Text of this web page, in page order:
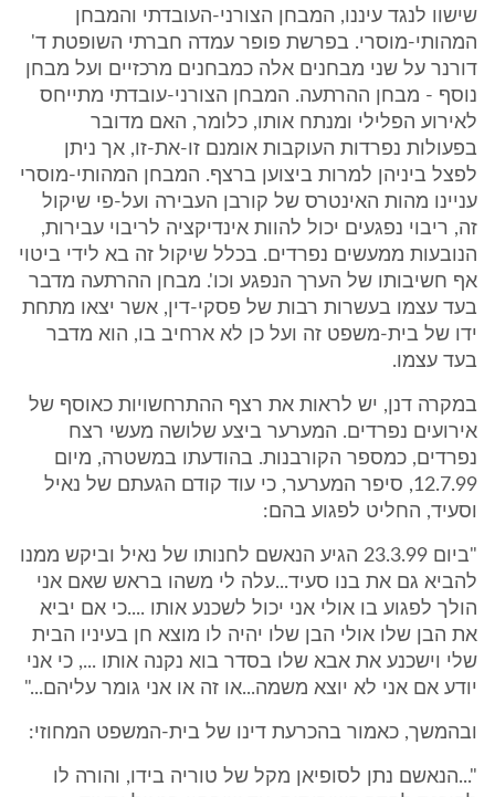
שישוו לנגד עיננו, המבחן הצורני-העובדתי והמבחן
המהותי-מוסרי. בפרשת פופר עמדה חברתי השופטת ד'
דורנר על שני מבחנים אלה כמבחנים מרכזיים ועל מבחן
נוסף - מבחן ההרתעה. המבחן הצורני-עובדתי מתייחס
לאירוע הפלילי ומנתח אותו, כלומר, האם מדובר
בפעולות נפרדות העוקבות אומנם זו-את-זו, אך ניתן
לפצל ביניהן למרות ביצוען ברצף. המבחן המהותי-מוסרי
עניינו מהות האינטרס של קורבן העבירה ועל-פי שיקול
זה, ריבוי נפגעים יכול להוות אינדיקציה לריבוי עבירות,
הנובעות ממעשים נפרדים. בכלל שיקול זה בא לידי ביטוי
אף חשיבותו של הערך הנפגע וכו'. מבחן ההרתעה מדבר
בעד עצמו בעשרות רבות של פסקי-דין, אשר יצאו מתחת
ידו של בית-משפט זה ועל כן לא ארחיב בו, הוא מדבר
בעד עצמו.
במקרה דנן, יש לראות את רצף ההתרחשויות כאוסף של
אירועים נפרדים. המערער ביצע שלושה מעשי רצח
נפרדים, כמספר הקורבנות. בהודעתו במשטרה, מיום
12.7.99, סיפר המערער, כי עוד קודם הגעתם של נאיל
וסעיד, החליט לפגוע בהם:
"ביום 23.3.99 הגיע הנאשם לחנותו של נאיל וביקש ממנו
להביא גם את בנו סעיד...עלה לי משהו בראש שאם אני
הולך לפגוע בו אולי אני יכול לשכנע אותו ....כי אם יביא
את הבן שלו אולי הבן שלו יהיה לו מוצא חן בעיניו הבית
שלי וישכנע את אבא שלו בסדר בוא נקנה אותו ..., כי אני
יודע אם אני לא יוצא משמה...או זה או אני גומר עליהם..."
ובהמשך, כאמור בהכרעת דינו של בית-המשפט המחוזי:
"...הנאשם נתן לסופיאן מקל של טוריה בידו, והורה לו